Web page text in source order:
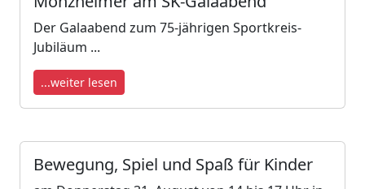
Der Galaabend zum 75-jährigen Sportkreis-
Jubiläum ...
...weiter lesen
Bewegung, Spiel und Spaß für Kinder